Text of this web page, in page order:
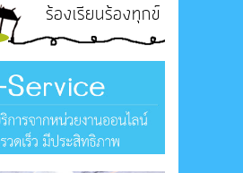
ร้องเรียนร้องทุกข์